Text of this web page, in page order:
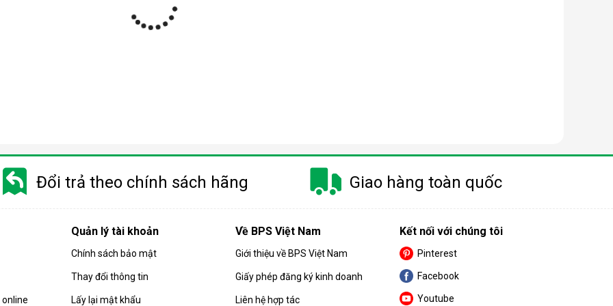
quý khách cần phải cân nhắc kỹ trước khi chọn mua sản phẩm.
hút ẩm của căn phòng. Các sản phẩm
gia đình hiện nay có công suất dao động từ 10 - 50 lít/ngày.
có công suất càng cao. Và ngược lại, diện tích phòng càng nhỏ thì nên chọn máy có công suất càng thấp.
có công suất 10-16 lít/ngày.
có công suất từ 10 - 18 lít/ngày.
Đổi trả theo chính sách hãng Giao hàng toàn quốc
Quản lý tài khoản
Chính sách bảo mật
Thay đổi thông tin
Lấy lại mật khẩu
Về BPS Việt Nam
Giới thiệu về BPS Việt Nam
Giấy phép đăng ký kinh doanh
Liên hệ hợp tác
Kết nối với chúng tôi
Pinterest
Facebook
Youtube